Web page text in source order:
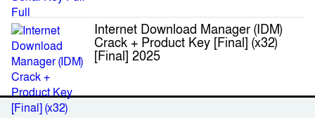
Internet Download Manager (IDM)
Crack + Product Key [Final] (x32)
[Final] 2025